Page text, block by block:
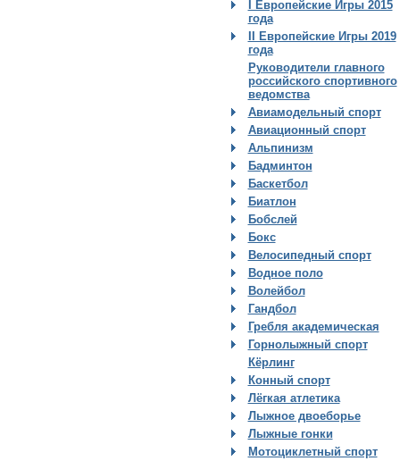
I Европейские Игры 2015
года
II Европейские Игры 2019
года
Руководители главного
российского спортивного
ведомства
Авиамодельный спорт
Авиационный спорт
Альпинизм
Бадминтон
Баскетбол
Биатлон
Бобслей
Бокс
Велосипедный спорт
Водное поло
Волейбол
Гандбол
Гребля академическая
Горнолыжный спорт
Кёрлинг
Конный спорт
Лёгкая атлетика
Лыжное двоеборье
Лыжные гонки
Мотоциклетный спорт